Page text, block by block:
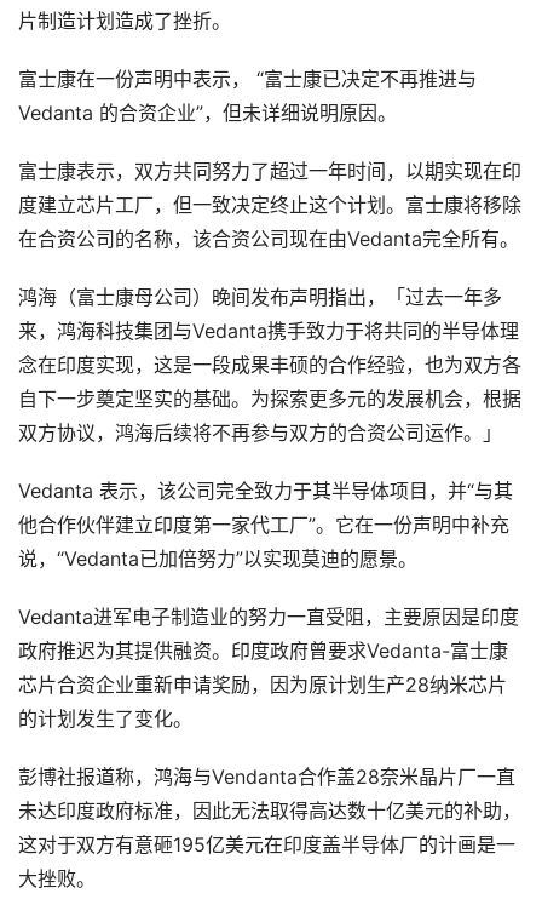
片制造计划造成了挫折。
富士康在一份声明中表示， “富士康已决定不再推进与
Vedanta 的合资企业”，但未详细说明原因。
富士康表示，双方共同努力了超过一年时间，以期实现在印
度建立芯片工厂，但一致决定终止这个计划。富士康将移除
在合资公司的名称，该合资公司现在由Vedanta完全所有。
鸿海（富士康母公司）晚间发布声明指出，「过去一年多
来，鸿海科技集团与Vedanta携手致力于将共同的半导体理
念在印度实现，这是一段成果丰硕的合作经验，也为双方各
自下一步奠定坚实的基础。为探索更多元的发展机会，根据
双方协议，鸿海后续将不再参与双方的合资公司运作。」
Vedanta 表示，该公司完全致力于其半导体项目，并“与其
他合作伙伴建立印度第一家代工厂”。它在一份声明中补充
说，“Vedanta已加倍努力”以实现莫迪的愿景。
Vedanta进军电子制造业的努力一直受阻，主要原因是印度
政府推迟为其提供融资。印度政府曾要求Vedanta-富士康
芯片合资企业重新申请奖励，因为原计划生产28纳米芯片
的计划发生了变化。
彭博社报道称，鸿海与Vendanta合作盖28奈米晶片厂一直
未达印度政府标准，因此无法取得高达数十亿美元的补助，
这对于双方有意砸195亿美元在印度盖半导体厂的计画是一
大挫败。